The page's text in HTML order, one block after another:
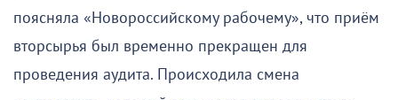
поясняла «Новороссийскому рабочему», что приём
вторсырья был временно прекращен для
проведения аудита. Происходила смена